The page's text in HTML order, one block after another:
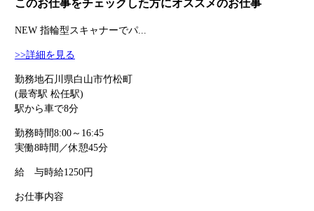
このお仕事をチェックした方にオススメのお仕事
NEW指輪型スキャナーでパ...
>>詳細を見る
勤務地石川県白山市竹松町
(最寄駅 松任駅)
駅から車で8分
勤務時間8:00～16:45
実働8時間／休憩45分
給 与時給1250円
お仕事内容